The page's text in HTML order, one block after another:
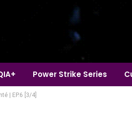
Power Strike Series
| EP.6 [3/4]